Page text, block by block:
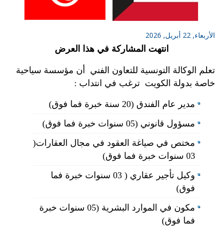
الأربعاء, 22 أبريل, 2026
انتهت المشاركة في هذا العرض
تعلم الوكالة التونسية للتعاون الفني أن مؤسسة سياحية
خاصة بدولة الكويت ترغب في انتداب :
مدير عام الفندق (20 سنة خبرة فما فوق)
مسؤول قانوني (05 سنوات خبرة فما فوق)
مختص في صياغة العقود في مجال العقارات(
03 سنوات خبرة فما فوق)
وكيل تأجير عقاري ( 03 سنوات خبرة فما
فوق)
مكون في الموارد البشرية (05 سنوات خبرة
فما فوق)